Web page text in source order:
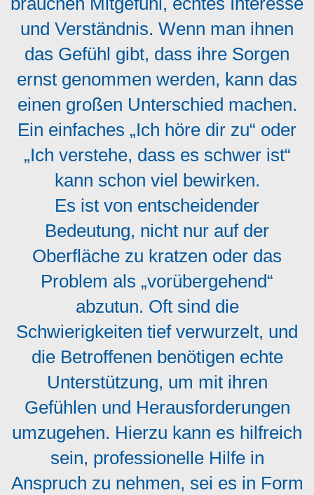
und Verständnis. Wenn man ihnen
das Gefühl gibt, dass ihre Sorgen
ernst genommen werden, kann das
einen großen Unterschied machen.
Ein einfaches „Ich höre dir zu“ oder
„Ich verstehe, dass es schwer ist“
kann schon viel bewirken.
Es ist von entscheidender
Bedeutung, nicht nur auf der
Oberfläche zu kratzen oder das
Problem als „vorübergehend“
abzutun. Oft sind die
Schwierigkeiten tief verwurzelt, und
die Betroffenen benötigen echte
Unterstützung, um mit ihren
Gefühlen und Herausforderungen
umzugehen. Hierzu kann es hilfreich
sein, professionelle Hilfe in
Anspruch zu nehmen, sei es in Form